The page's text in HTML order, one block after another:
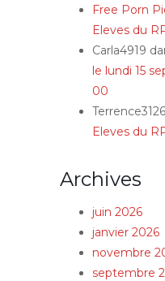
Free Porn
Eleves du
Carla4919
le lundi 15
00
Terrence3126
Eleves du
Archives
juin 2026
janvier 2026
novembre
septembre